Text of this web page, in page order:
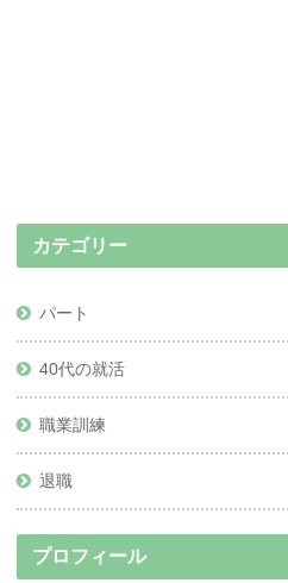
カテゴリー
パート
40代の就活
職業訓練
退職
プロフィール